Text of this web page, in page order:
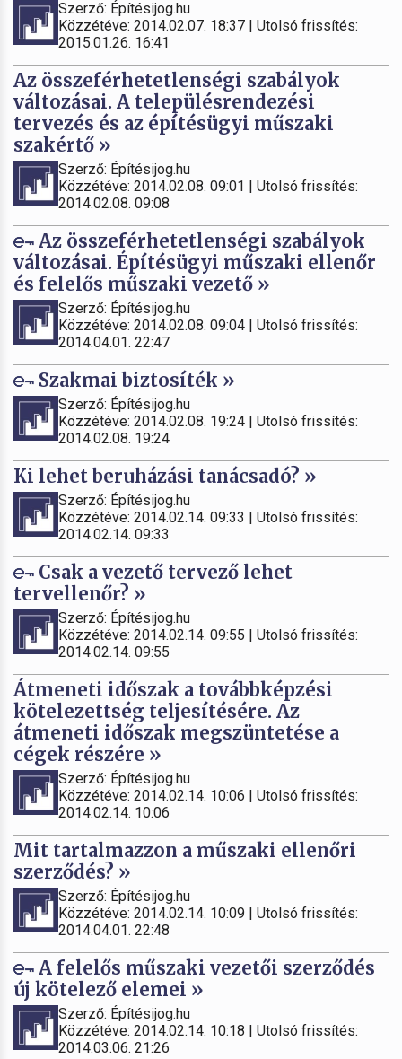
Szerző: Építésijog.hu
Közzétéve: 2014.02.07. 18:37 | Utolsó frissítés:
2015.01.26. 16:41
Az összeférhetetlenségi szabályok
változásai. A településrendezési
tervezés és az építésügyi műszaki
szakértő »
Szerző: Építésijog.hu
Közzétéve: 2014.02.08. 09:01 | Utolsó frissítés:
2014.02.08. 09:08
Az összeférhetetlenségi szabályok
változásai. Építésügyi műszaki ellenőr
és felelős műszaki vezető »
Szerző: Építésijog.hu
Közzétéve: 2014.02.08. 09:04 | Utolsó frissítés:
2014.04.01. 22:47
Szakmai biztosíték »
Szerző: Építésijog.hu
Közzétéve: 2014.02.08. 19:24 | Utolsó frissítés:
2014.02.08. 19:24
Ki lehet beruházási tanácsadó? »
Szerző: Építésijog.hu
Közzétéve: 2014.02.14. 09:33 | Utolsó frissítés:
2014.02.14. 09:33
Csak a vezető tervező lehet
tervellenőr? »
Szerző: Építésijog.hu
Közzétéve: 2014.02.14. 09:55 | Utolsó frissítés:
2014.02.14. 09:55
Átmeneti időszak a továbbképzési
kötelezettség teljesítésére. Az
átmeneti időszak megszüntetése a
cégek részére »
Szerző: Építésijog.hu
Közzétéve: 2014.02.14. 10:06 | Utolsó frissítés:
2014.02.14. 10:06
Mit tartalmazzon a műszaki ellenőri
szerződés? »
Szerző: Építésijog.hu
Közzétéve: 2014.02.14. 10:09 | Utolsó frissítés:
2014.04.01. 22:48
A felelős műszaki vezetői szerződés
új kötelező elemei »
Szerző: Építésijog.hu
Közzétéve: 2014.02.14. 10:18 | Utolsó frissítés:
2014.03.06. 21:26